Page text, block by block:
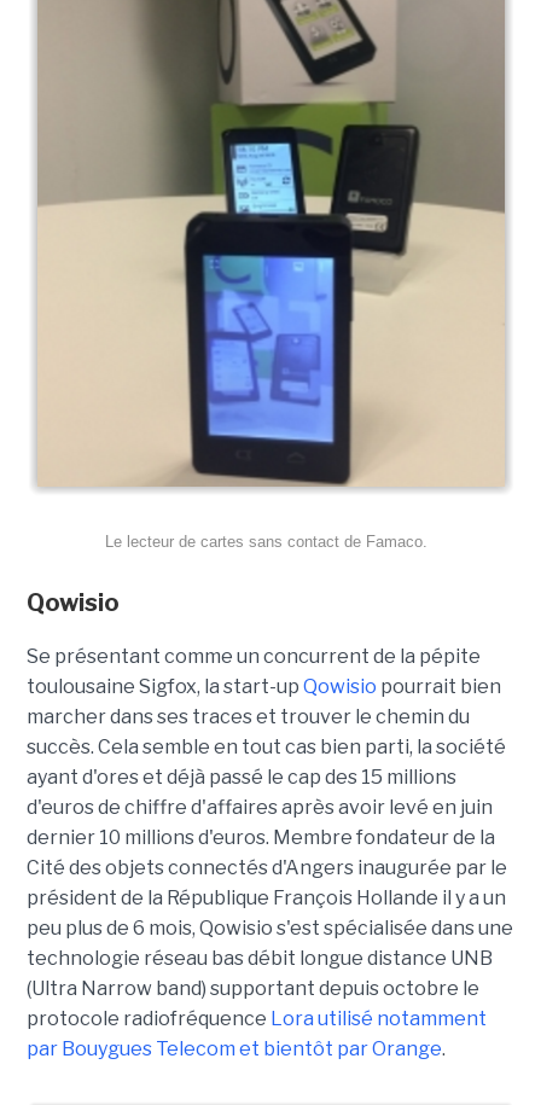
Le lecteur de cartes sans contact de Famaco.
Qowisio
Se présentant comme un concurrent de la pépite
toulousaine Sigfox, la start-up Qowisio pourrait bien
marcher dans ses traces et trouver le chemin du
succès. Cela semble en tout cas bien parti, la société
ayant d'ores et déjà passé le cap des 15 millions
d'euros de chiffre d'affaires après avoir levé en juin
dernier 10 millions d'euros. Membre fondateur de la
Cité des objets connectés d'Angers inaugurée par le
président de la République François Hollande il y a un
peu plus de 6 mois, Qowisio s'est spécialisée dans une
technologie réseau bas débit longue distance UNB
(Ultra Narrow band) supportant depuis octobre le
protocole radiofréquence Lora utilisé notamment
par Bouygues Telecom et bientôt par Orange.